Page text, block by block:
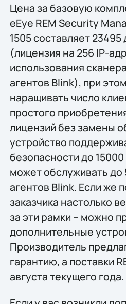
Цена за базовую
eEye REM Security
1505 составляет
(лицензия на 256 IP-
использования
агентов Blink), при
наращивать число
простого
лицензий без замены
устройство
безопасности до
может обслуживать до
агентов Blink. Если же
заказчика настолько
за эти рамки – можно
дополнительные
Производитель
гарантию, а поставки
августа текущего года.